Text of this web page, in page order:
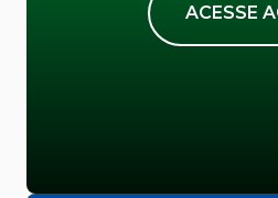
ACESSE